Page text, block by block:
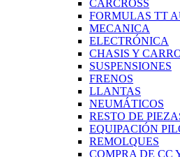
CARCROSS
FORMULAS TT
MECANICA
ELECTRÓNICA
CHASIS Y
SUSPENSIONES
FRENOS
LLANTAS
NEUMÁTICOS
RESTO DE
EQUIPACIÓN
REMOLQUES
COMPRA DE CC